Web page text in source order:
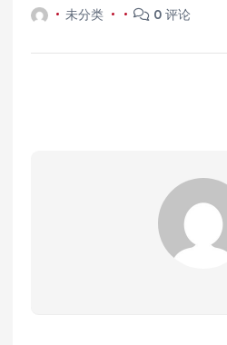
未分类 0 评论